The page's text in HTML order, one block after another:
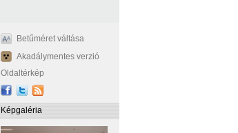
Betűméret váltása
Akadálymentes verzió
Oldaltérkép
Képgaléria